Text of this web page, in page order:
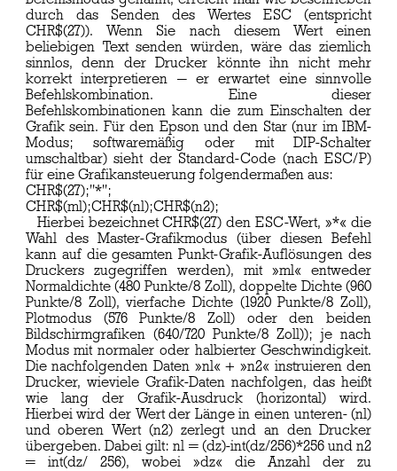
durch das Senden des Wertes ESC (entspricht
CHR$(27)). Wenn Sie nach diesem Wert einen
beliebigen Text senden würden, wäre das ziemlich
sinnlos, denn der Drucker könnte ihn nicht mehr
korrekt interpretieren — er erwartet eine sinnvolle
Befehlskombination. Eine dieser
Befehlskombinationen kann die zum Einschalten der
Grafik sein. Für den Epson und den Star (nur im IBM-
Modus; softwaremäßig oder mit DIP-Schalter
umschaltbar) sieht der Standard-Code (nach ESC/P)
für eine Grafikansteuerung folgendermaßen aus:
CHR$(27);"*";
CHR$(ml);CHR$(nl);CHR$(n2);
Hierbei bezeichnet CHR$(27) den ESC-Wert, »*« die
Wahl des Master-Grafikmodus (über diesen Befehl
kann auf die gesamten Punkt-Grafik-Auflösungen des
Druckers zugegriffen werden), mit »ml« entweder
Normaldichte (480 Punkte/8 Zoll), doppelte Dichte (960
Punkte/8 Zoll), vierfache Dichte (1920 Punkte/8 Zoll),
Plotmodus (576 Punkte/8 Zoll) oder den beiden
Bildschirmgrafiken (640/720 Punkte/8 Zoll)); je nach
Modus mit normaler oder halbierter Geschwindigkeit.
Die nachfolgenden Daten »nl« + »n2« instruieren den
Drucker, wieviele Grafik-Daten nachfolgen, das heißt
wie lang der Grafik-Ausdruck (horizontal) wird.
Hierbei wird der Wert der Länge in einen unteren- (nl)
und oberen Wert (n2) zerlegt und an den Drucker
übergeben. Dabei gilt: nl = (dz)-int(dz/256)*256 und n2
= int(dz/ 256), wobei »dz« die Anzahl der zu